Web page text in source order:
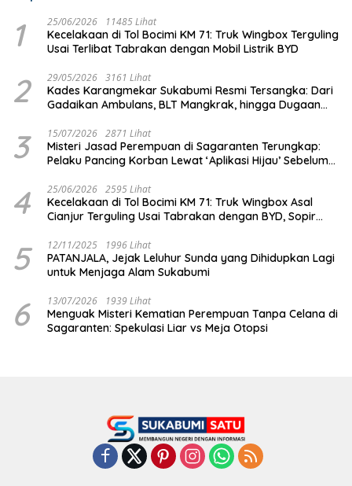
1 25/06/2026 11485 Lihat
Kecelakaan di Tol Bocimi KM 71: Truk Wingbox Terguling
Usai Terlibat Tabrakan dengan Mobil Listrik BYD
2 29/05/2026 3161 Lihat
Kades Karangmekar Sukabumi Resmi Tersangka: Dari
Gadaikan Ambulans, BLT Mangkrak, hingga Dugaan
3 15/07/2026 2871 Lihat
Misteri Jasad Perempuan di Sagaranten Terungkap:
Pelaku Pancing Korban Lewat ‘Aplikasi Hijau’ Sebelum
4 25/06/2026 2595 Lihat
Kecelakaan di Tol Bocimi KM 71: Truk Wingbox Asal
Cianjur Terguling Usai Tabrakan dengan BYD, Sopir
5 12/11/2025 1996 Lihat
PATANJALA, Jejak Leluhur Sunda yang Dihidupkan Lagi
untuk Menjaga Alam Sukabumi
6 13/07/2026 1939 Lihat
Menguak Misteri Kematian Perempuan Tanpa Celana di
Sagaranten: Spekulasi Liar vs Meja Otopsi